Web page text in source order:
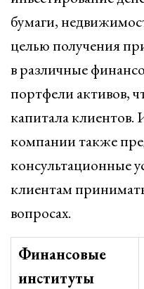
бумаги,
целью получения
в различные
портфели активов,
капитала
компании также
консультационные
клиентам
вопросах.
Финансовые
институты